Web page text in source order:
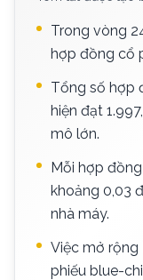
Trong vòng
hợp đồng cổ
Tổng số hợp
hiện đạt
mô lớn.
Mỗi hợp
khoảng 0,03
nhà máy.
Việc mở rộng
phiếu blue-